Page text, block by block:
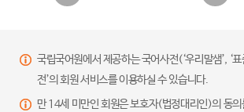
국립국어원에서 제공하는 국어사전(‘우리말샘’, ‘
전’의 회원 서비스를 이용하실 수 있습니다.
만 14세 미만인 회원은 보호자(법정대리인)의 동